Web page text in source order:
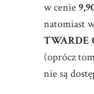
w cenie
natomiast
TWARDE
(oprócz
nie są